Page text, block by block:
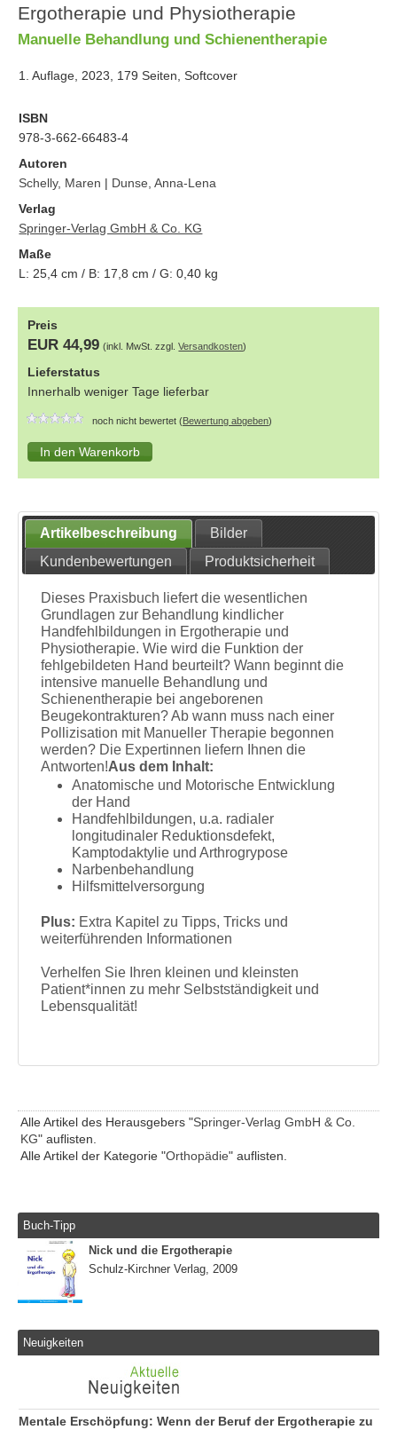
Ergotherapie und Physiotherapie
Manuelle Behandlung und Schienentherapie
1. Auflage, 2023, 179 Seiten, Softcover
ISBN
978-3-662-66483-4
Autoren
Schelly, Maren | Dunse, Anna-Lena
Verlag
Springer-Verlag GmbH & Co. KG
Maße
L:25,4 cm / B: 17,8 cm / G:0,40 kg
Preis
EUR 44,99 (inkl. MwSt. zzgl.Versandkosten)
Lieferstatus
Innerhalb weniger Tage lieferbar
noch nicht bewertet (Bewertung abgeben)
Artikelbeschreibung
Bilder
Kundenbewertungen
Produktsicherheit
Dieses Praxisbuch liefert die wesentlichen
Grundlagen zur Behandlung kindlicher
Handfehlbildungen in Ergotherapie und
Physiotherapie. Wie wird die Funktion der
fehlgebildeten Hand beurteilt? Wann beginnt die
intensive manuelle Behandlung und
Schienentherapie bei angeborenen
Beugekontrakturen? Ab wann muss nach einer
Pollizisation mit Manueller Therapie begonnen
werden? Die Expertinnen liefern Ihnen die
Antworten!Aus dem Inhalt:
Anatomische und Motorische Entwicklung
der Hand
Handfehlbildungen, u.a. radialer
longitudinaler Reduktionsdefekt,
Kamptodaktylie und Arthrogrypose
Narbenbehandlung
Hilfsmittelversorgung
Plus: Extra Kapitel zu Tipps, Tricks und
weiterführenden Informationen
Verhelfen Sie Ihren kleinen und kleinsten
Patient*innen zu mehr Selbstständigkeit und
Lebensqualität!
Alle Artikel des Herausgebers "Springer-Verlag GmbH & Co.
KG" auflisten.
Alle Artikel der Kategorie "Orthopädie" auflisten.
Buch-Tipp
Nick und die Ergotherapie
Schulz-Kirchner Verlag, 2009
Neuigkeiten
Mentale Erschöpfung: Wenn der Beruf der Ergotherapie zu